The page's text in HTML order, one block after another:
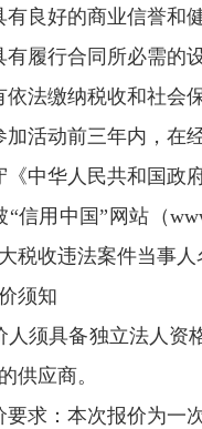
有良好的商业信誉和
有履行合同所必需的
依法缴纳税收和社会
加活动前三年内，在
《中华人民共和国政
“信用中国”网站（
税收违法案件当事
须知
人须具备独立法人资
供应商。
要求：本次报价为一